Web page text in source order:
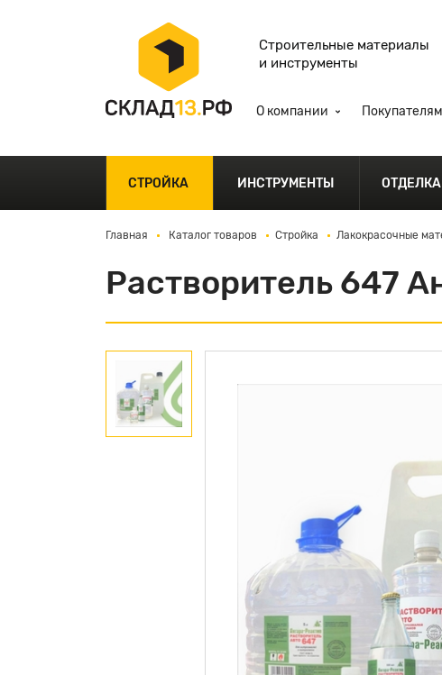
Строительные материалы
и инструменты
О компании Покупателям
СТРОЙКА ИНСТРУМЕНТЫ ОТДЕЛКА
Главная Каталог товаров Стройка Лакокрасочные
Растворитель 647